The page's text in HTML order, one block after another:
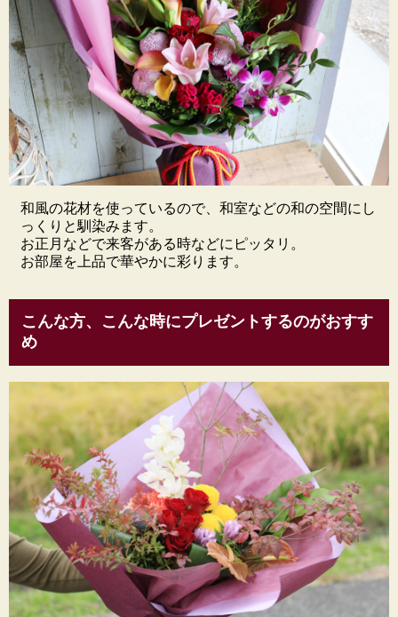
和風の花材を使っているので、和室などの和の空間にし
っくりと馴染みます。
お正月などで来客がある時などにピッタリ。
お部屋を上品で華やかに彩ります。
こんな方、こんな時にプレゼントするのがおすす
め